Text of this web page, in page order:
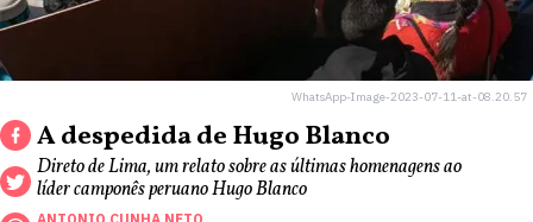
WhatsApp-Image-2023-07-11-at-08.20.57
A despedida de Hugo Blanco
Direto de Lima, um relato sobre as últimas homenagens ao
líder camponês peruano Hugo Blanco